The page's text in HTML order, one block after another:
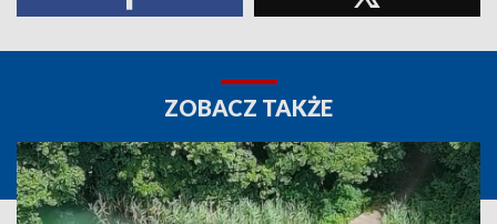
ZOBACZ TAKŻE